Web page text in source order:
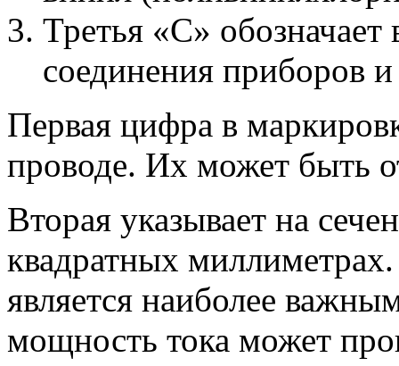
Третья «С» обозначает
соединения приборов
Первая цифра в
проводе. Их может быть
Вторая указывает на
квадратных
является наиболее
мощность тока может